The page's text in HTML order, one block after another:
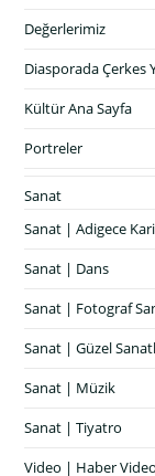
Değerlerimiz
Diasporada Çerkes
Kültür Ana Sayfa
Portreler
Sanat
Sanat | Adigece
Sanat | Dans
Sanat | Fotograf
Sanat | Güzel
Sanat | Müzik
Sanat | Tiyatro
Video | Haber